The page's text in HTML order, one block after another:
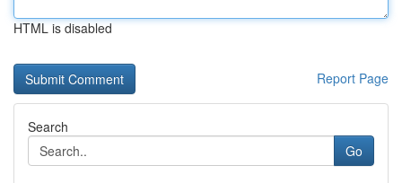
HTML is disabled
Report Page
Search
Go